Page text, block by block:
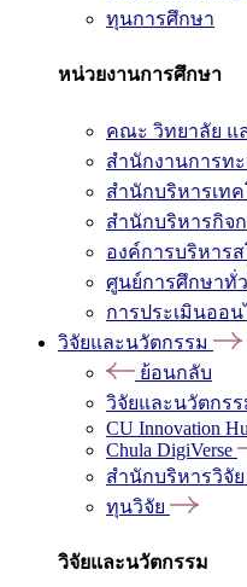
ทุนการศึกษา
หน่วยงานการศึกษา
คณะ วิทยาลัย แ
สำนักงานการทะ
สำนักบริหารเท
สำนักบริหารกิจ
องค์การบริหาร
ศูนย์การศึกษาทั่
การประเมินออ
วิจัยและนวัตกรรม
ย้อนกลับ
วิจัยและนวัตกรร
CU Innovation
Chula DigiVerse
สำนักบริหารวิจัย
ทุนวิจัย
วิจัยและนวัตกรรม